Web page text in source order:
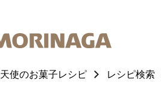
天使のお菓子レシピ レシピ検索